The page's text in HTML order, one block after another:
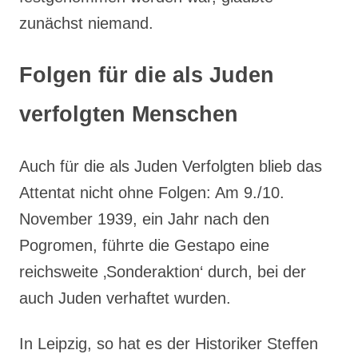
zunächst niemand.
Folgen für die als Juden
verfolgten Menschen
Auch für die als Juden Verfolgten blieb das
Attentat nicht ohne Folgen: Am 9./10.
November 1939, ein Jahr nach den
Pogromen, führte die Gestapo eine
reichsweite ‚Sonderaktion‘ durch, bei der
auch Juden verhaftet wurden.
In Leipzig, so hat es der Historiker Steffen